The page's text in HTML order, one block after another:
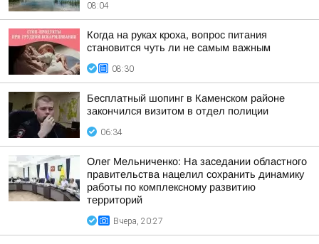
08:04
Когда на руках кроха, вопрос питания
становится чуть ли не самым важным
08:30
Бесплатный шопинг в Каменском районе
закончился визитом в отдел полиции
06:34
Олег Мельниченко: На заседании областного
правительства нацелил сохранить динамику
работы по комплексному развитию
территорий
Вчера, 20:27